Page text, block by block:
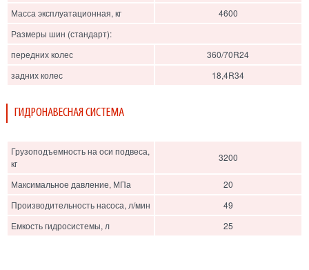
Масса эксплуатационная, кг
4600
Размеры шин (стандарт):
передних колес
360/70R24
задних колес
18,4R34
ГИДРОНАВЕСНАЯ СИСТЕМА
Грузоподъемность на оси подвеса,
кг
3200
Максимальное давление, МПа
20
Производительность насоса, л/мин
49
Емкость гидросистемы, л
25